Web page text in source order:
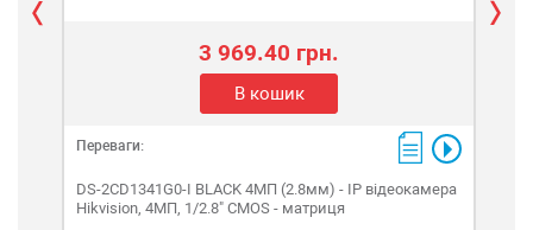
3 969.40 грн.
В кошик
Переваги:
DS-2CD1341G0-I BLACK 4МП (2.8мм) - IP відеокамера
Hikvision, 4МП, 1/2.8" CMOS - матриця